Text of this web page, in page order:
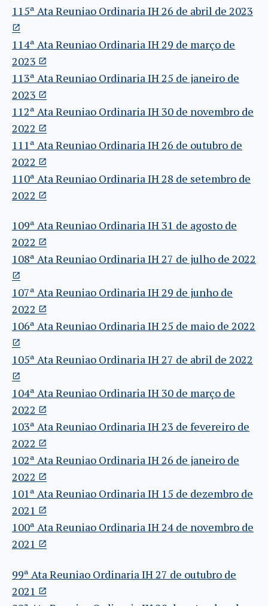
115ª Ata Reuniao Ordinaria IH 26 de abril de 2023
114ª Ata Reuniao Ordinaria IH 29 de março de
2023
113ª Ata Reuniao Ordinaria IH 25 de janeiro de
2023
112ª Ata Reuniao Ordinaria IH 30 de novembro de
2022
111ª Ata Reuniao Ordinaria IH 26 de outubro de
2022
110ª Ata Reuniao Ordinaria IH 28 de setembro de
2022
109ª Ata Reuniao Ordinaria IH 31 de agosto de
2022
108ª Ata Reuniao Ordinaria IH 27 de julho de 2022
107ª Ata Reuniao Ordinaria IH 29 de junho de
2022
106ª Ata Reuniao Ordinaria IH 25 de maio de 2022
105ª Ata Reuniao Ordinaria IH 27 de abril de 2022
104ª Ata Reuniao Ordinaria IH 30 de março de
2022
103ª Ata Reuniao Ordinaria IH 23 de fevereiro de
2022
102ª Ata Reuniao Ordinaria IH 26 de janeiro de
2022
101ª Ata Reuniao Ordinaria IH 15 de dezembro de
2021
100ª Ata Reuniao Ordinaria IH 24 de novembro de
2021
99ª Ata Reuniao Ordinaria IH 27 de outubro de
2021